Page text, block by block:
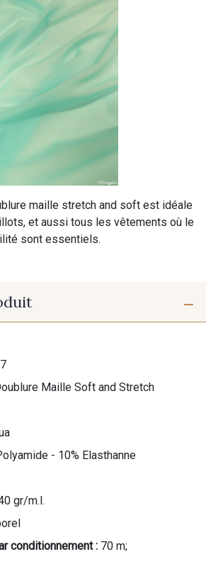
maille stretch and soft est idéale
et aussi tous les vêtements où le
sont essentiels.
Maille Soft and Stretch
- 10% Elasthanne
gr/m.l.
conditionnement : 70 m;